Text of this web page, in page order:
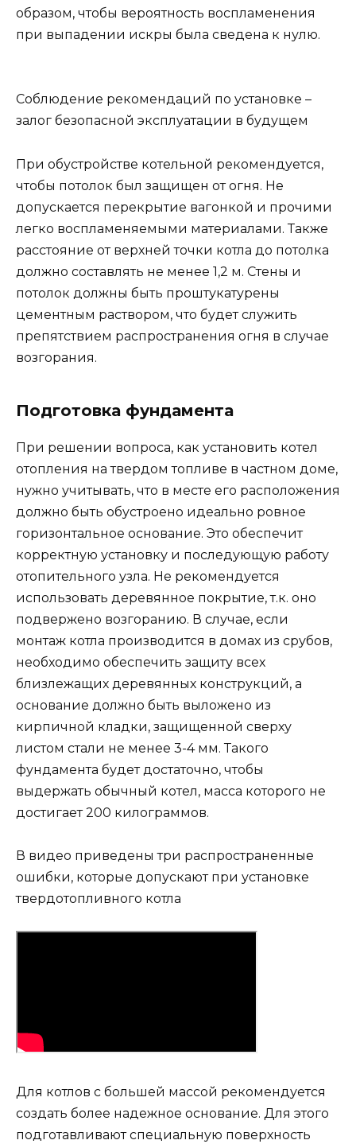
образом, чтобы вероятность воспламенения
при выпадении искры была сведена к нулю.
Соблюдение рекомендаций по установке –
залог безопасной эксплуатации в будущем
При обустройстве котельной рекомендуется,
чтобы потолок был защищен от огня. Не
допускается перекрытие вагонкой и прочими
легко воспламеняемыми материалами. Также
расстояние от верхней точки котла до потолка
должно составлять не менее 1,2 м. Стены и
потолок должны быть проштукатурены
цементным раствором, что будет служить
препятствием распространения огня в случае
возгорания.
Подготовка фундамента
При решении вопроса, как установить котел
отопления на твердом топливе в частном доме,
нужно учитывать, что в месте его расположения
должно быть обустроено идеально ровное
горизонтальное основание. Это обеспечит
корректную установку и последующую работу
отопительного узла. Не рекомендуется
использовать деревянное покрытие, т.к. оно
подвержено возгоранию. В случае, если
монтаж котла производится в домах из срубов,
необходимо обеспечить защиту всех
близлежащих деревянных конструкций, а
основание должно быть выложено из
кирпичной кладки, защищенной сверху
листом стали не менее 3-4 мм. Такого
фундамента будет достаточно, чтобы
выдержать обычный котел, масса которого не
достигает 200 килограммов.
В видео приведены три распространенные
ошибки, которые допускают при установке
твердотопливного котла
Для котлов с большей массой рекомендуется
создать более надежное основание. Для этого
подготавливают специальную поверхность